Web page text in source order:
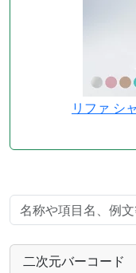
リファ シ
二次元バーコード